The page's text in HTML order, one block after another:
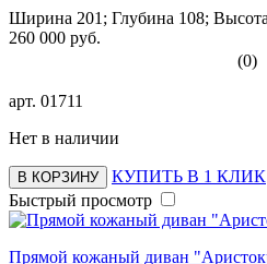
Ширина 201; Глубина 108;
260 000 руб.
(0)
арт. 01711
Нет в наличии
В КОРЗИНУ
КУПИТЬ В 1 КЛИК
Быстрый просмотр
Прямой кожаный диван